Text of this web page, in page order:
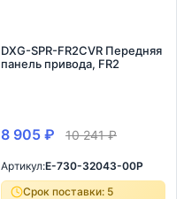
DXG-SPR-FR2CVR Передняя
панель привода, FR2
8 905 ₽ 10 241₽
Артикул:E-730-32043-00P
Срок поставки: 5